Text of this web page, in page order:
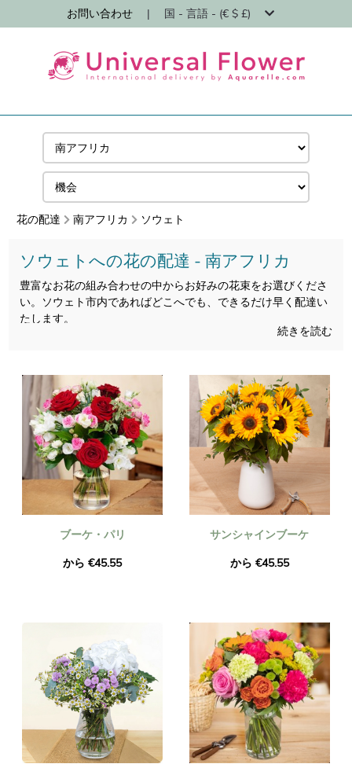
お問い合わせ | 国 - 言語 - (€ $ £)
花の配達 南アフリカ ソウェト
ソウェトへの花の配達 - 南アフリカ
豊富なお花の組み合わせの中からお好みの花束をお選びくださ
い。ソウェト市内であればどこへでも、できるだけ早く配達い
たします。
私たちはソウェトに24時間以内に花を発送し、配達される花が
花の花束が、お届けするものとまったく同じであることをご確
認ください。同一であることを確認するため、必ず写真を撮っ
てメールでお送りいたします。
続きを読む
ブーケ・パリ
から €45.55
サンシャインブーケ
から €45.55